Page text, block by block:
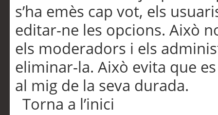
s’ha emès cap vot, els
editar-ne les opcions. Això
els moderadors i els
eliminar-la. Això evita que
al mig de la seva durada.
Torna a l’inici